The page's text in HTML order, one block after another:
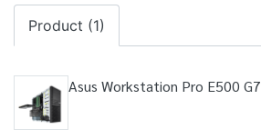
Product (1)
Asus Workstation Pro E500 G7